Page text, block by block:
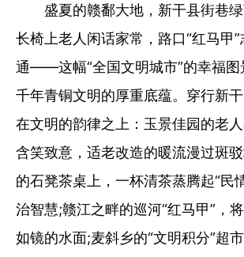
盛夏的赣鄱大地，新干县街巷绿
长椅上老人闲话家常，路口“红马甲
通——这幅“全国文明城市”的幸福图
千年青铜文明的厚重底蕴。穿行新
在文明的韵律之上：玉景佳园的老
含笑致意，适老改造的暖流漫过斑
的石凳茶桌上，一杯清茶蒸腾起“民
治智慧;赣江之畔的巡河“红马甲”，
如镜的水面;麦斜乡的“文明积分”超